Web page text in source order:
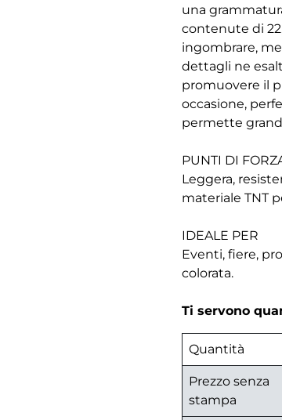
una
contenute di
ingombrare,
dettagli ne
promuovere il
occasione,
permette
PUNTI DI
Leggera,
materiale TNT
IDEALE PER
Eventi, fiere,
colorata.
Ti servono
Quantità
Prezzo senza
stampa